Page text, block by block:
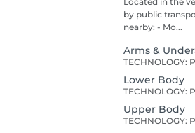
by public transport:
nearby: - Mo...
Arms &
Lower Body
Upper Body